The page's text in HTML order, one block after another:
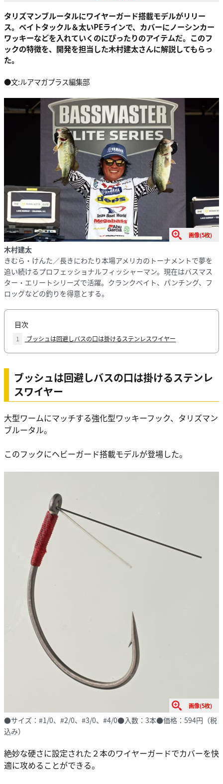
タリズマンブルータルにワイヤーガード搭載モデルがリリー
ス。ベイトタックル＆太いPEラインで、カバーにノーシンカー
ワッキーなどを入れていくのにぴったりのアイテムだ。このフ
ックの特徴を、開発を担当した木村建太さんに解説してもらっ
た。
●文:ルアマガプラス編集部
画像(5枚)
木村建太
きむら・けんた／長きにわたり本場アメリカのトーナメントで夢を
追い続けるプロフェッショナルフィッシャーマン。現在はバスマス
ター・エリートシリーズで活躍。クランクベイト、パンチング、フ
ロッグなどの釣りを得意とする。
目次
1 ブッシュは回避しバスの口は掛けるステンレスワイヤー
ブッシュは回避しバスの口は掛けるステンレ
スワイヤー
大型ワームにマッチする強化型ワッキーフック、タリズマン
ブルータル。
このフックにヘビーガード搭載モデルが登場した。
画像(5枚)
●サイズ：#1/0、#2/0、#3/0、#4/0●入数：3本●価格：594円（税
込み）
絶妙な硬さに設定された２本のワイヤーガードでカバーを快
適に攻めることができる。